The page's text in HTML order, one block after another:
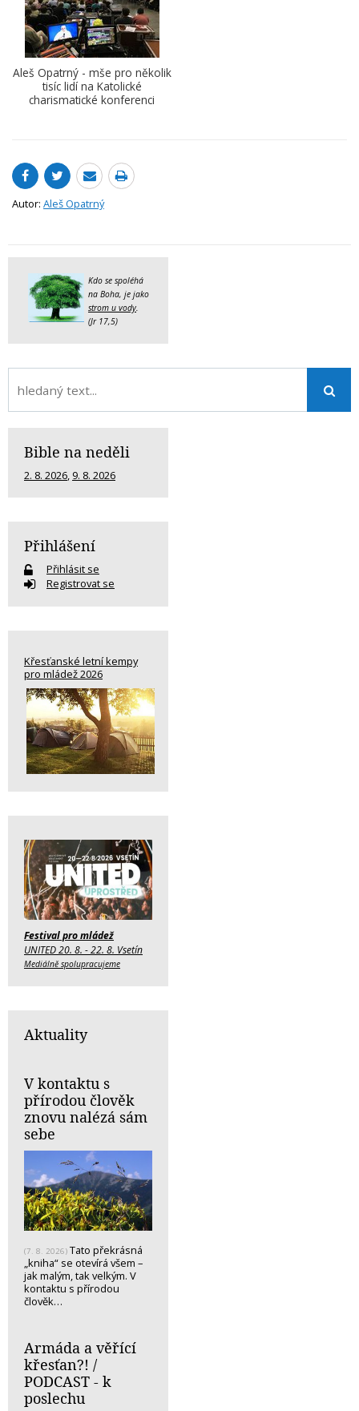
Aleš Opatrný - mše pro několik
tisíc lidí na Katolické
charismatické konferenci
Autor: Aleš Opatrný
Kdo se spoléhá
na Boha, je jako
strom u vody.
(Jr 17,5)
Bible na neděli
2. 8. 2026, 9. 8. 2026
Přihlášení
Přihlásit se
Registrovat se
Křesťanské letní kempy
pro mládež 2026
Festival pro mládež
UNITED 20. 8. - 22. 8. Vsetín
Mediálně spolupracujeme
Aktuality
V kontaktu s
přírodou člověk
znovu nalézá sám
sebe
(7. 8. 2026) Tato překrásná
„kniha“ se otevírá všem –
jak malým, tak velkým. V
kontaktu s přírodou
člověk…
Armáda a věřící
křesťan?! /
PODCAST - k
poslechu